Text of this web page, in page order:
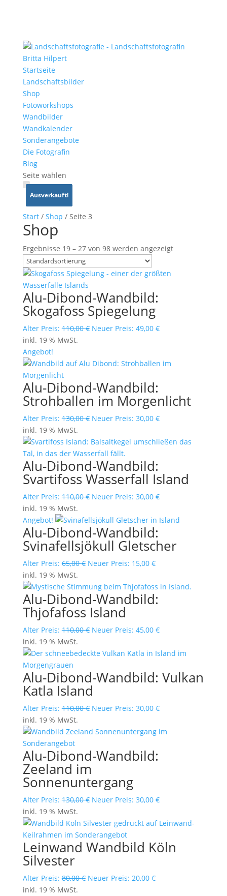
Startseite
Landschaftsbilder
Shop
Fotoworkshops
Wandbilder
Wandkalender
Sonderangebote
Die Fotografin
Blog
Seite wählen
Start/ Shop / Seite 3
Shop
Ergebnisse 19 – 27 von 98 werden angezeigt
Ausverkauft!
Alu-Dibond-Wandbild:
Skogafoss Spiegelung
Alter Preis: 110,00€ Ursprünglicher
110,00 €
Neuer Preis: 49,00 €Aktueller
49,00 €.
inkl. 19 % MwSt.
Angebot!
Alu-Dibond-Wandbild:
Strohballen im Morgenlicht
Alter Preis: 130,00€ Ursprünglicher
war:
130,00 €
Neuer Preis: 30,00 €Aktueller
ist:
inkl. 19 % MwSt.
Ausverkauft!
Alu-Dibond-Wandbild:
Svartifoss Wasserfall Island
Alter Preis: 110,00€ Ursprünglicher
war:
110,00 €
Neuer Preis: 30,00 €Aktueller
ist:
inkl. 19 % MwSt.
Angebot!
Alu-Dibond-Wandbild:
Svinafellsjökull Gletscher
Alter Preis: 65,00€ Ursprünglicher
war:
65,00 €
Neuer Preis: 15,00 €Aktueller
ist:
15,00 €.
inkl. 19 % MwSt.
Ausverkauft!
Alu-Dibond-Wandbild:
Thjofafoss Island
Alter Preis: 110,00€ Ursprünglicher
war:
Neuer Preis: 45,00 €Aktueller
ist:
inkl. 19 % MwSt.
Ausverkauft!
Alu-Dibond-Wandbild: Vulkan
Katla Island
Alter Preis: 110,00€ Ursprünglicher
war:
Neuer Preis: 30,00 €Aktueller
ist:
inkl. 19 % MwSt.
Ausverkauft!
Alu-Dibond-Wandbild:
Zeeland im
Sonnenuntergang
Alter Preis: 130,00€ Ursprünglicher
war:
130,00 €
Neuer Preis: 30,00 €Aktueller
ist:
inkl. 19 % MwSt.
Ausverkauft!
Leinwand Wandbild Köln
Silvester
Alter Preis: 80,00€ Ursprünglicher
Neuer Preis: 20,00 €Aktueller
inkl. 19 % MwSt.